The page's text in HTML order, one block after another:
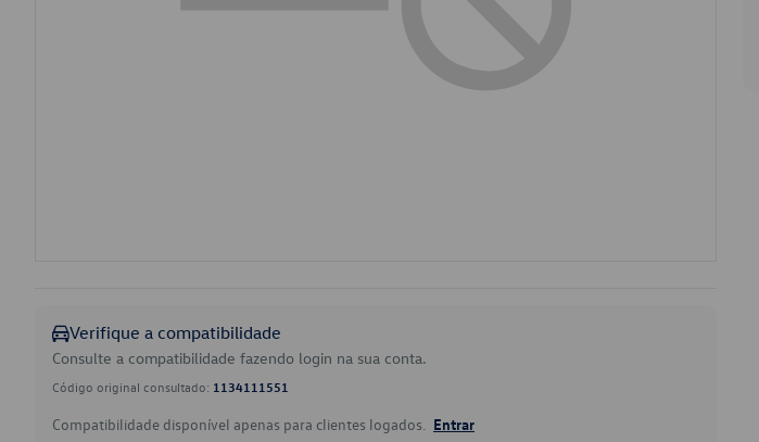
Verifique a compatibilidade
Consulte a compatibilidade fazendo login na sua conta.
Código original consultado: 1134111551
Compatibilidade disponível apenas para clientes logados. Entrar